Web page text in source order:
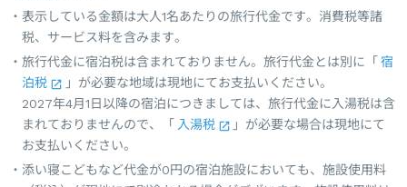
表示している金額は大人1名あたりの旅行代金です。消費税等諸
税、サービス料を含みます。
旅行代金に宿泊税は含まれておりません。旅行代金とは別に「 宿
泊税
」が必要な地域は現地にてお支払いください。
2027年4月1日以降の宿泊につきましては、旅行代金に入湯税は含
まれておりませんので、「 入湯税
」が必要な場合は現地にて
お支払いください。
添い寝こどもなど代金が0円の宿泊施設においても、施設使用料